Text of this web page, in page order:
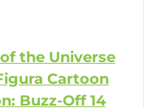
the Universe
Cartoon
Buzz-Off 14